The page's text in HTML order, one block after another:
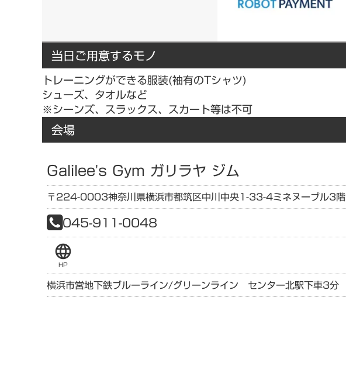
当日ご用意するモノ
トレーニングができる服装(袖有のTシャツ)
シューズ、タオルなど
※シーンズ、スラックス、スカート等は不可
会場
Galilee's Gym ガリラヤ ジム
〒224-0003神奈川県横浜市都筑区中川中央1-33-4ミネヌーブル3階
045-911-0048
language
HP
横浜市営地下鉄ブルーライン/グリーンライン センター北駅下車3分